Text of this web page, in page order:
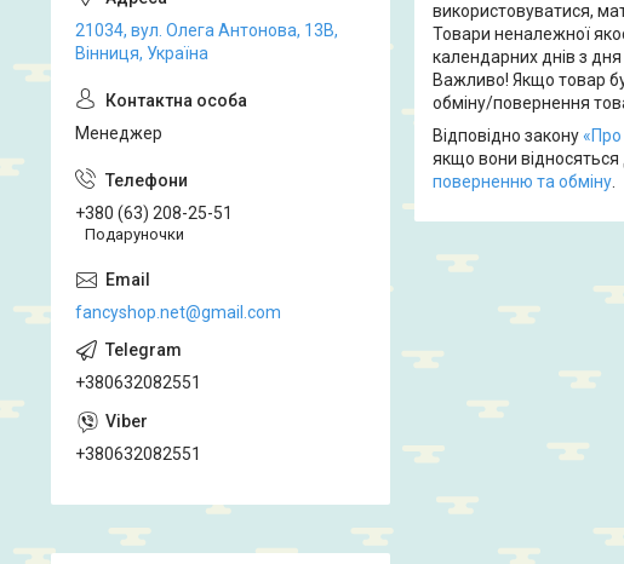
використовуватися,
Товари неналежної
календарних днів з
Важливо! Якщо товар
обміну/повернення
Відповідно закону«Про
якщо вони відносяться
поверненню та обміну
21034, вул. Олега Антонова, 13В,
Вінниця, Україна
Менеджер
+380 (63) 208-25-51
Подаруночки
fancyshop.net@gmail.com
+380632082551
+380632082551